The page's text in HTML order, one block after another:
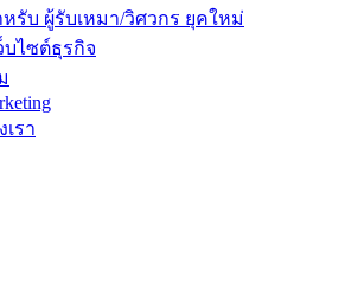
หรับ ผู้รับเหมา/วิศวกร ยุคใหม่
บไซต์ธุรกิจ
รา